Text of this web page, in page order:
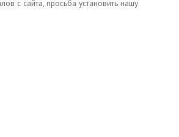
с сайта, просьба установить нашу